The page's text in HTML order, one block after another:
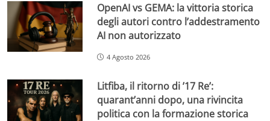
OpenAI vs GEMA: la vittoria storica
degli autori contro l’addestramento
AI non autorizzato
4 Agosto 2026
Litfiba, il ritorno di ’17 Re’:
quarant’anni dopo, una rivincita
politica con la formazione storica